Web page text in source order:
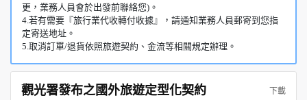
更，業務人員會於出發前聯絡您)。
4.若有需要『旅行業代收轉付收據』，請通知業務人員郵寄到您指
定寄送地址。
5.取消訂單/退貨依照旅遊契約、金流等相關規定辦理。
觀光署發布之國外旅遊定型化契約 下載